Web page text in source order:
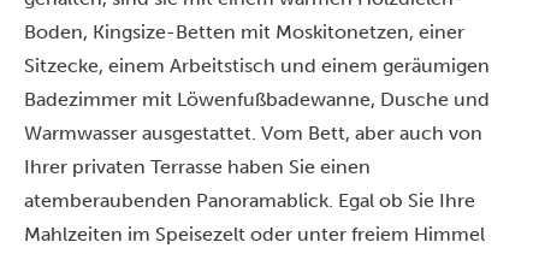
Boden, Kingsize-Betten mit Moskitonetzen, einer
Sitzecke, einem Arbeitstisch und einem geräumigen
Badezimmer mit Löwenfußbadewanne, Dusche und
Warmwasser ausgestattet. Vom Bett, aber auch von
Ihrer privaten Terrasse haben Sie einen
atemberaubenden Panoramablick. Egal ob Sie Ihre
Mahlzeiten im Speisezelt oder unter freiem Himmel